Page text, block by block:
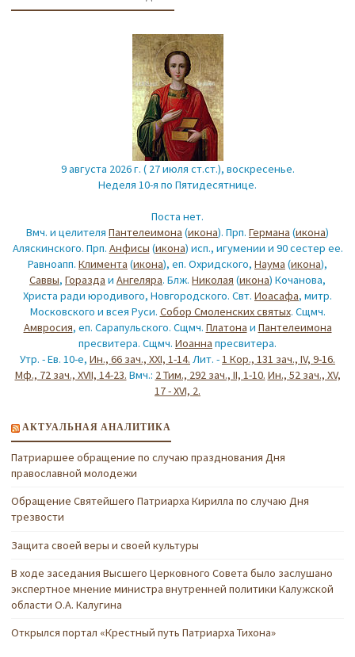
9 августа 2026 г. ( 27 июля ст.ст.), воскресенье.
Неделя 10-я по Пятидесятнице.
Поста нет.
Вмч. и целителя Пантелеимона (икона). Прп. Германа (икона)
Аляскинского. Прп. Анфисы (икона) исп., игумении и 90 сестер ее.
Равноапп. Климента (икона), еп. Охридского, Наума (икона),
Саввы, Горазда и Ангеляра. Блж. Николая (икона) Кочанова,
Христа ради юродивого, Новгородского. Свт. Иоасафа, митр.
Московского и всея Руси. Собор Смоленских святых. Сщмч.
Амвросия, еп. Сарапульского. Сщмч. Платона и Пантелеимона
пресвитера. Сщмч. Иоанна пресвитера.
Утр. - Ев. 10-е, Ин., 66 зач., XXI, 1-14. Лит. -1 Кор., 131 зач., IV, 9-16.
Мф., 72 зач., XVII, 14-23. Вмч.: 2 Тим., 292 зач., II, 1-10. Ин., 52 зач., XV,
17 - XVI, 2.
АКТУАЛЬНАЯ АНАЛИТИКА
Патриаршее обращение по случаю празднования Дня
православной молодежи
Обращение Святейшего Патриарха Кирилла по случаю Дня
трезвости
Защита своей веры и своей культуры
В ходе заседания Высшего Церковного Совета было заслушано
экспертное мнение министра внутренней политики Калужской
области О.А. Калугина
Открылся портал «Крестный путь Патриарха Тихона»